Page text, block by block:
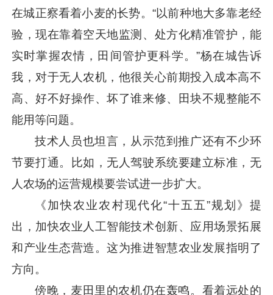
在城正察看着小麦的长势。“以前种地大多靠老经
验，现在靠着空天地监测、处方化精准管护，能
实时掌握农情，田间管护更科学。”杨在城告诉
我，对于无人农机，他很关心前期投入成本高不
高、好不好操作、坏了谁来修、田块不规整能不
能用等问题。
技术人员也坦言，从示范到推广还有不少环
节要打通。比如，无人驾驶系统要建立标准，无
人农场的运营规模要尝试进一步扩大。
《加快农业农村现代化“十五五”规划》提
出，加快农业人工智能技术创新、应用场景拓展
和产业生态营造。这为推进智慧农业发展指明了
方向。
傍晚，麦田里的农机仍在轰鸣。看着远处的